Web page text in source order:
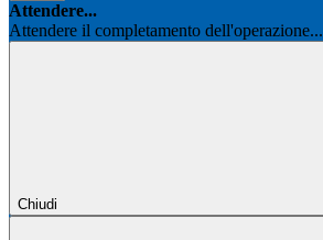
Attendere...
Attendere il completamento dell'operazione...
Chiudi